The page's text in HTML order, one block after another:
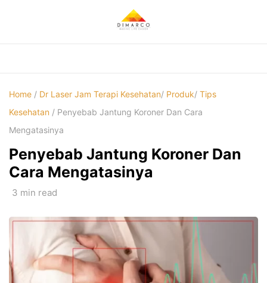
Home / Dr Laser Jam Terapi Kesehatan/ Produk/ Tips
Kesehatan / Penyebab Jantung Koroner Dan Cara
Mengatasinya
Penyebab Jantung Koroner Dan
Cara Mengatasinya
3 min read